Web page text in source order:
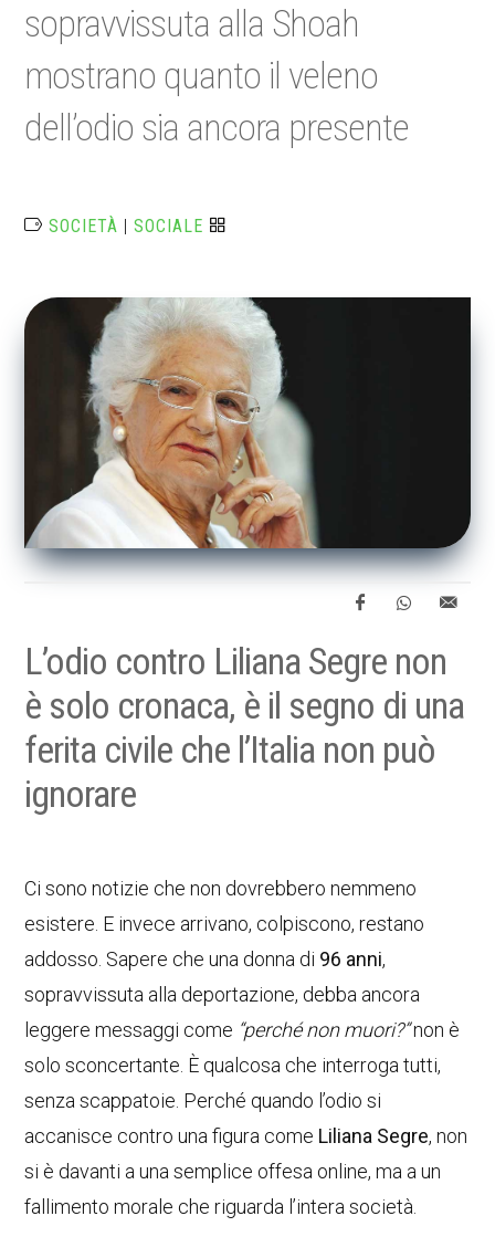
sopravvissuta alla Shoah
mostrano quanto il veleno
dell’odio sia ancora presente
SOCIETÀ |SOCIALE
L’odio contro Liliana Segre non
è solo cronaca, è il segno di una
ferita civile che l’Italia non può
ignorare
Ci sono notizie che non dovrebbero nemmeno
esistere. E invece arrivano, colpiscono, restano
addosso. Sapere che una donna di 96 anni,
sopravvissuta alla deportazione, debba ancora
leggere messaggi come “perché non muori?”non è
solo sconcertante. È qualcosa che interroga tutti,
senza scappatoie. Perché quando l’odio si
accanisce contro una figura come Liliana Segre, non
si è davanti a una semplice offesa online, ma a un
fallimento morale che riguarda l’intera società.